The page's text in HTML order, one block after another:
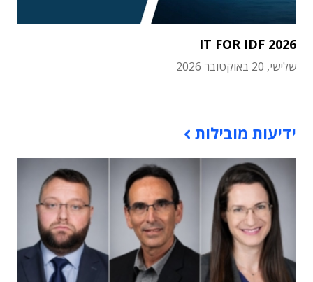
IT FOR IDF 2026
שלישי, 20 באוקטובר 2026
ידיעות מובילות